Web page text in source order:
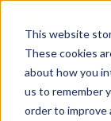
This website
These cookies
about how you
us to remember
order to improve
HOTELES,